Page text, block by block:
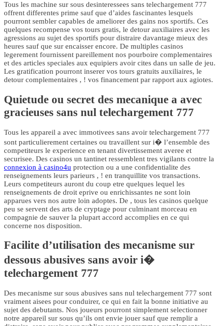
Tous les machine sur sous desinteressees sans telechargement 777
offrent differentes prime sauf que d’aides fascinantes lesquels
pourront sembler capables de ameliorer des gains nos sportifs. Ces
quelques recompense vos tours gratis, le detour auxiliaires avec les
agressions au sujet des sportifs pour distraire davantage mieux des
heures sauf que sur encaisser encore. De multiples casinos
legerement fournissent pareillement nos pourboire complementaires
et des articles speciales aux equipiers avoir cites dans un salle de jeu.
Les gratification pourront inserer vos tours gratuits auxiliaires, le
detour complementaires , ! vos financement par rapport aux agiotes.
Quietude ou secret des mecanique a avec
gracieuses sans nul telechargement 777
Tous les appareil a avec immotivees sans avoir telechargement 777
sont particulierement certaines ou travaillent sur i� l’ensemble des
competiteurs le experience en tenant divertissement averee et
securisee. Des casinos un tantinet ressemblent tres vigilants contre la
connexion à casino4u protection ou a une confidentialite des
renseignements leurs parieurs , ! en tranquillite vos transactions.
Leurs competiteurs auront du coup etre quelques lequel les
renseignements de droit eprive ou enrichissantes ne sont loin
apparues vers nos autre loin adoptes. De , tous les casinos quelque
peu se servent des arts de cryptage pour culminant morceau en
compagnie de sauver la plupart accord accomplies en ce qui
concerne nos disposition.
Facilite d’utilisation des mecanisme sur
dessous abusives sans avoir i�
telechargement 777
Des mecanisme sur sous abusives sans nul telechargement 777 sont
vraiment aisees pour conduirer, ce qui en fait la bonne initiative au
sujet des debutants. Nos joueurs pourront simplement selectionner
notre appareil sur sous qu’ils ont envie jouer sauf que remplir a